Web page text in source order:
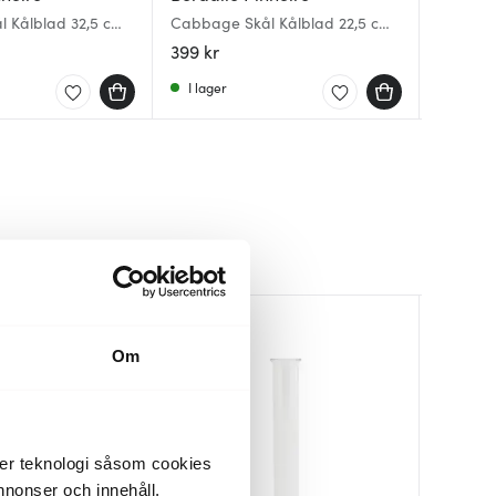
Om
teknologi såsom cookies
och innehåll,
Kålblad 32,5 cm
Cabbage Skål Kålblad 22,5 cm
Vit
399 kr
I lager